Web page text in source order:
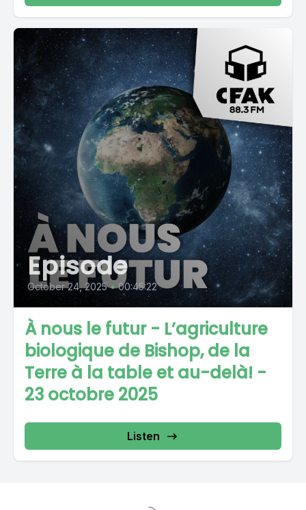
Episode
October 24, 2025 • 00:45:22
À nous le futur - L’agriculture
biologique de Bishop, de la
Terre à la table et au-delà! -
23 octobre 2025
Listen